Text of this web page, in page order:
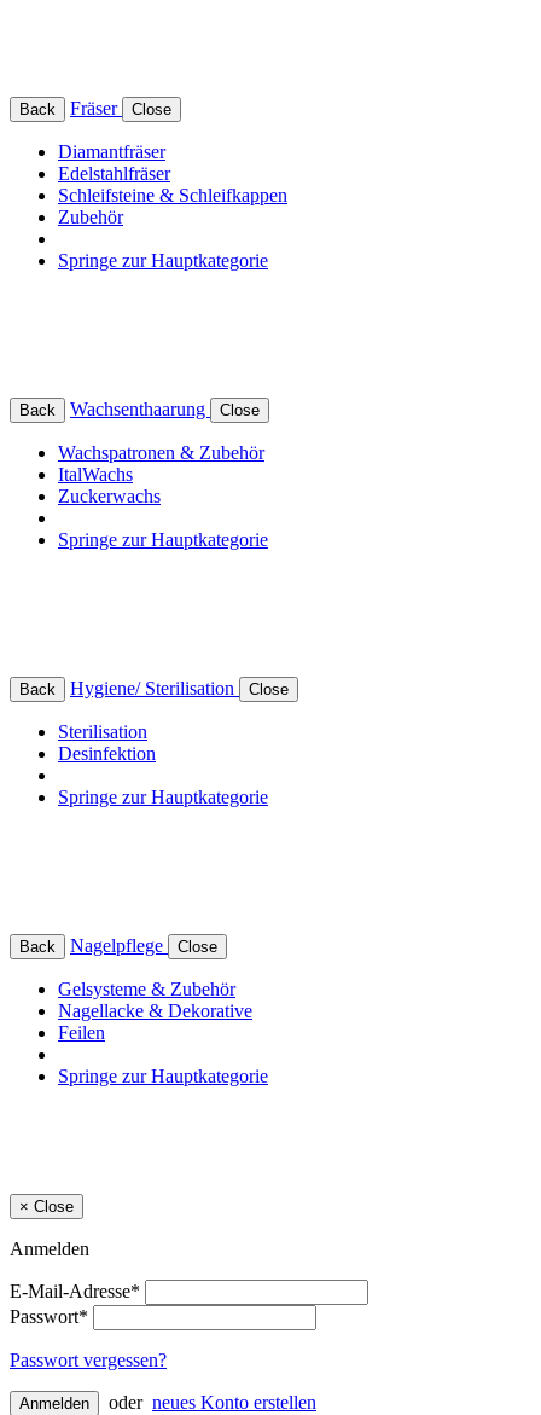
Back Fräser Close
Diamantfräser
Edelstahlfräser
Schleifsteine & Schleifkappen
Zubehör
Springe zur Hauptkategorie
Back Wachsenthaarung Close
Wachspatronen & Zubehör
ItalWachs
Zuckerwachs
Springe zur Hauptkategorie
Back Hygiene/ Sterilisation Close
Sterilisation
Desinfektion
Springe zur Hauptkategorie
Back Nagelpflege Close
Gelsysteme & Zubehör
Nagellacke & Dekorative
Feilen
Springe zur Hauptkategorie
× Close
Anmelden
E-Mail-Adresse*
Passwort*
Passwort vergessen?
Anmelden oder neues Konto erstellen